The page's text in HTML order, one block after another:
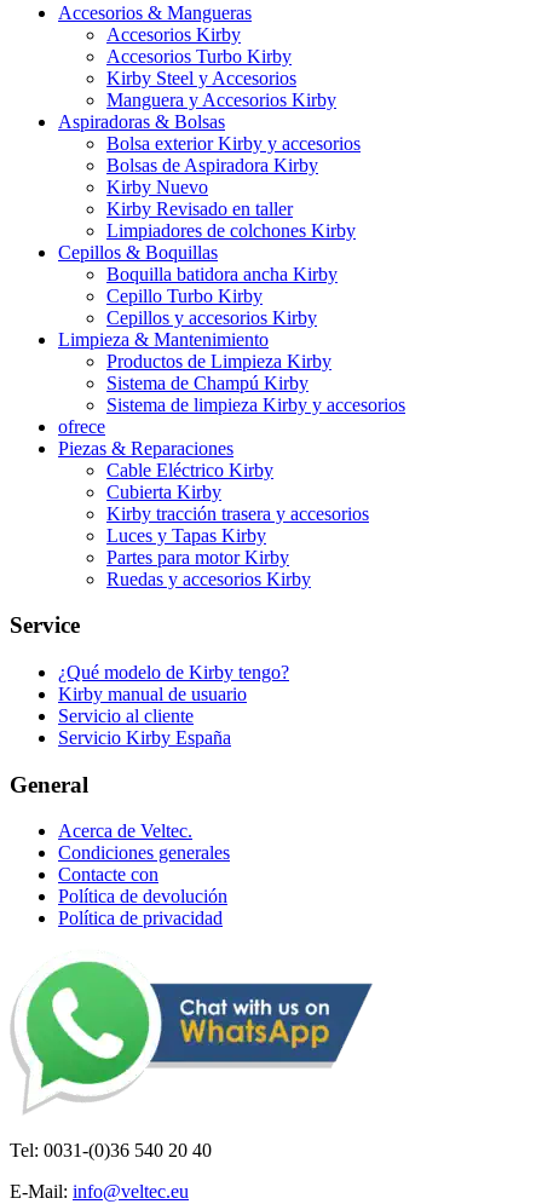
Accesorios & Mangueras
Accesorios Kirby
Accesorios Turbo Kirby
Kirby Steel y Accesorios
Manguera y Accesorios Kirby
Aspiradoras & Bolsas
Bolsa exterior Kirby y accesorios
Bolsas de Aspiradora Kirby
Kirby Nuevo
Kirby Revisado en taller
Limpiadores de colchones Kirby
Cepillos & Boquillas
Boquilla batidora ancha Kirby
Cepillo Turbo Kirby
Cepillos y accesorios Kirby
Limpieza & Mantenimiento
Productos de Limpieza Kirby
Sistema de Champú Kirby
Sistema de limpieza Kirby y accesorios
ofrece
Piezas & Reparaciones
Cable Eléctrico Kirby
Cubierta Kirby
Kirby tracción trasera y accesorios
Luces y Tapas Kirby
Partes para motor Kirby
Ruedas y accesorios Kirby
Service
¿Qué modelo de Kirby tengo?
Kirby manual de usuario
Servicio al cliente
Servicio Kirby España
General
Acerca de Veltec.
Condiciones generales
Contacte con
Política de devolución
Política de privacidad
Tel: 0031-(0)36 540 20 40
E-Mail: info@veltec.eu